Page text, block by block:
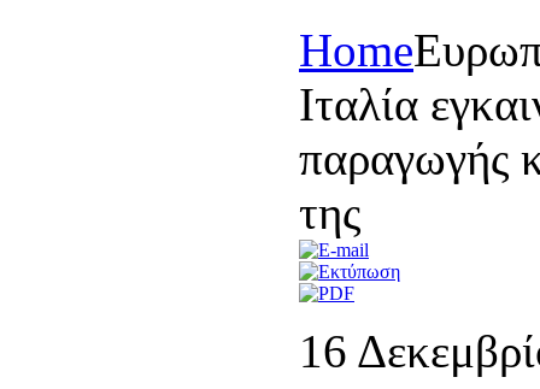
Home
Ιταλία
παραγωγής
της
16